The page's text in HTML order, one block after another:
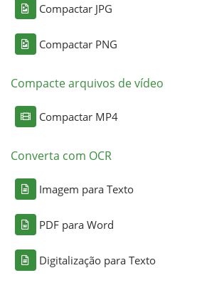
Compactar JPG
Compactar PNG
Compacte arquivos de vídeo
Compactar MP4
Converta com OCR
Imagem para Texto
PDF para Word
Digitalização para Texto